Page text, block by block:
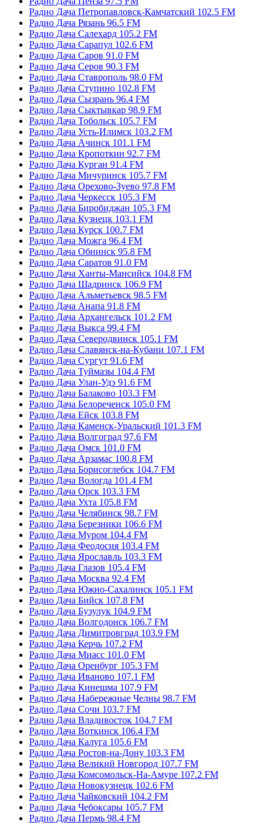
Радио Дача Петропавловск-Камчатский 102.5 FM
Радио Дача Рязань 96.5 FM
Радио Дача Салехард 105.2 FM
Радио Дача Сарапул 102.6 FM
Радио Дача Саров 91.0 FM
Радио Дача Серов 90.3 FM
Радио Дача Ставрополь 98.0 FM
Радио Дача Ступино 102.8 FM
Радио Дача Сызрань 96.4 FM
Радио Дача Сыктывкар 98.9 FM
Радио Дача Тобольск 105.7 FM
Радио Дача Усть-Илимск 103.2 FM
Радио Дача Ачинск 101.1 FM
Радио Дача Кропоткин 92.7 FM
Радио Дача Курган 91.4 FM
Радио Дача Мичуринск 105.7 FM
Радио Дача Орехово-Зуево 97.8 FM
Радио Дача Черкесск 105.3 FM
Радио Дача Биробиджан 105.3 FM
Радио Дача Кузнецк 103.1 FM
Радио Дача Курск 100.7 FM
Радио Дача Можга 96.4 FM
Радио Дача Обнинск 95.8 FM
Радио Дача Саратов 91.0 FM
Радио Дача Ханты-Мансийск 104.8 FM
Радио Дача Шадринск 106.9 FM
Радио Дача Альметьевск 98.5 FM
Радио Дача Анапа 91.8 FM
Радио Дача Архангельск 101.2 FM
Радио Дача Выкса 99.4 FM
Радио Дача Северодвинск 105.1 FM
Радио Дача Славянск-на-Кубани 107.1 FM
Радио Дача Сургут 91.6 FM
Радио Дача Туймазы 104.4 FM
Радио Дача Улан-Удэ 91.6 FM
Радио Дача Балаково 103.3 FM
Радио Дача Белореченск 105.0 FM
Радио Дача Ейск 103.8 FM
Радио Дача Каменск-Уральский 101.3 FM
Радио Дача Волгоград 97.6 FM
Радио Дача Омск 101.0 FM
Радио Дача Арзамас 100.8 FM
Радио Дача Борисоглебск 104.7 FM
Радио Дача Вологда 101.4 FM
Радио Дача Орск 103.3 FM
Радио Дача Ухта 105.8 FM
Радио Дача Челябинск 98.7 FM
Радио Дача Березники 106.6 FM
Радио Дача Муром 104.4 FM
Радио Дача Феодосия 103.4 FM
Радио Дача Ярославль 103.3 FM
Радио Дача Глазов 105.4 FM
Радио Дача Москва 92.4 FM
Радио Дача Южно-Сахалинск 105.1 FM
Радио Дача Бийск 107.8 FM
Радио Дача Бузулук 104.9 FM
Радио Дача Волгодонск 106.7 FM
Радио Дача Димитровград 103.9 FM
Радио Дача Керчь 107.2 FM
Радио Дача Миасс 101.0 FM
Радио Дача Оренбург 105.3 FM
Радио Дача Иваново 107.1 FM
Радио Дача Кинешма 107.9 FM
Радио Дача Набережные Челны 98.7 FM
Радио Дача Сочи 103.7 FM
Радио Дача Владивосток 104.7 FM
Радио Дача Воткинск 106.4 FM
Радио Дача Калуга 105.6 FM
Радио Дача Ростов-на-Дону 103.3 FM
Радио Дача Великий Новгород 107.7 FM
Радио Дача Комсомольск-На-Амуре 107.2 FM
Радио Дача Новокузнецк 102.6 FM
Радио Дача Чайковский 104.2 FM
Радио Дача Чебоксары 105.7 FM
Радио Дача Пермь 98.4 FM